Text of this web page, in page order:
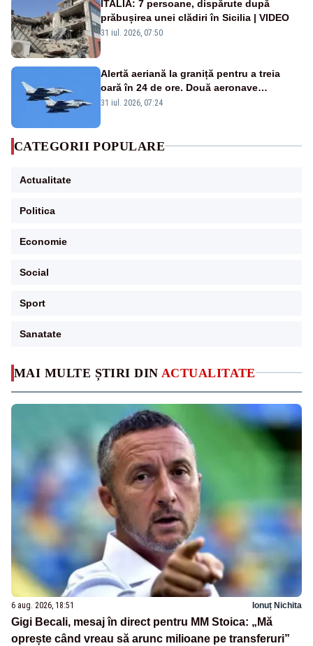
MAI MULTE ȘTIRI DIN ACTUALITATE
6 aug. 2026, 18:51 Ionuț Nichita
Gigi Becali, mesaj în direct pentru MM Stoica: „Mă
oprește când vreau să arunc milioane pe transferuri”
ITALIA: 7 persoane, dispărute după
prăbușirea unei clădiri în Sicilia | VIDEO
31 iul. 2026, 07:50
Alertă aeriană la graniță pentru a treia
oară în 24 de ore. Două aeronave
Eurofighter britanice au fost ridicate de la
31 iul. 2026, 07:24
CATEGORII POPULARE
Actualitate
Politica
Economie
Social
Sport
Sanatate